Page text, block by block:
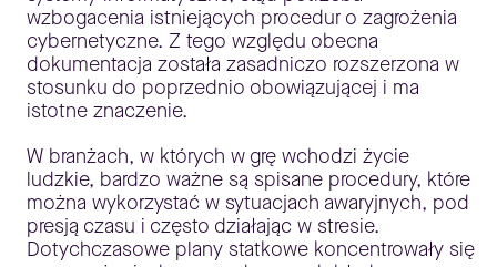
wzbogacenia istniejących procedur o zagrożenia
cybernetyczne. Z tego względu obecna
dokumentacja została zasadniczo rozszerzona w
stosunku do poprzednio obowiązującej i ma
istotne znaczenie.
W branżach, w których w grę wchodzi życie
ludzkie, bardzo ważne są spisane procedury, które
można wykorzystać w sytuacjach awaryjnych, pod
presją czasu i często działając w stresie.
Dotychczasowe plany statkowe koncentrowały się